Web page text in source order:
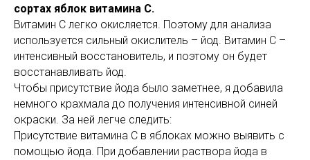
сортах яблок витамина С.
Витамин С легко окисляется. Поэтому для анализа
используется сильный окислитель – йод. Витамин С –
интенсивный восстановитель, и поэтому он будет
восстанавливать йод.
Чтобы присутствие йода было заметнее, я добавила
немного крахмала до получения интенсивной синей
окраски. За ней легче следить:
Присутствие витамина С в яблоках можно выявить с
помощью йода. При добавлении раствора йода в